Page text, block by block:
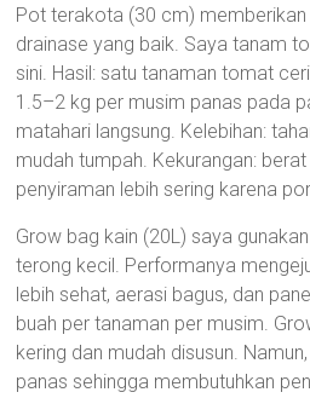
Pot terakota (30 cm) memberikan
drainase yang baik. Saya tanam
sini. Hasil: satu tanaman tomat
1.5–2 kg per musim panas pada
matahari langsung. Kelebihan:
mudah tumpah. Kekurangan:
penyiraman lebih sering karena
Grow bag kain (20L) saya
terong kecil. Performanya
lebih sehat, aerasi bagus, dan
buah per tanaman per musim.
kering dan mudah disusun.
panas sehingga membutuhkan